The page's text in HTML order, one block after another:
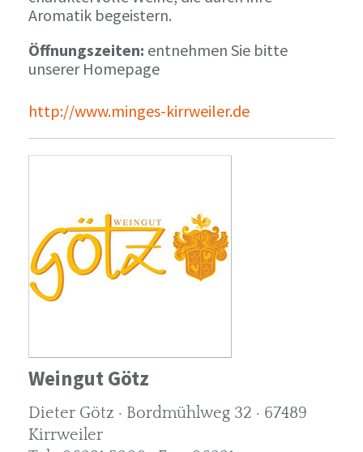
Aromatik begeistern.
Öffnungszeiten: entnehmen Sie bitte
unserer Homepage
http://www.minges-kirrweiler.de
Weingut Götz
Dieter Götz · Bordmühlweg 32 · 67489
Kirrweiler